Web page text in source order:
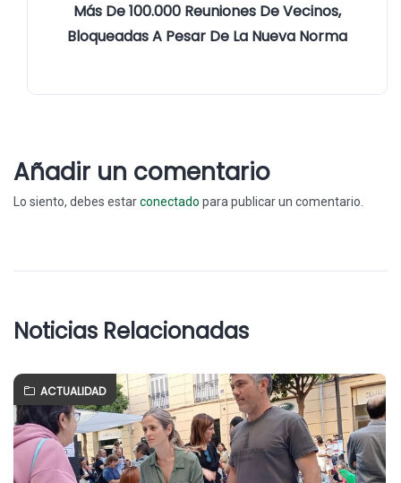
Más De 100.000 Reuniones De Vecinos,
Bloqueadas A Pesar De La Nueva Norma
Añadir un comentario
Lo siento, debes estarconectado para publicar un comentario.
Noticias Relacionadas
ACTUALIDAD